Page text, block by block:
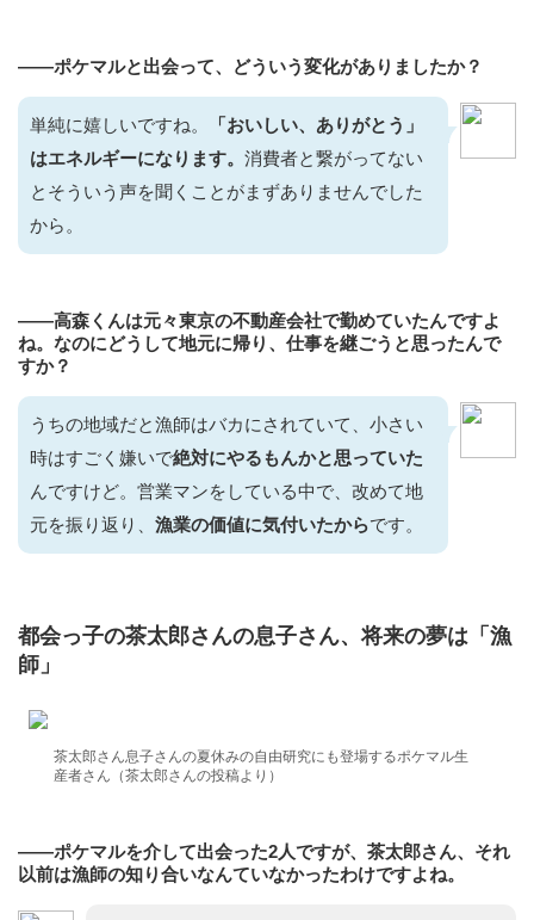
——ポケマルと出会って、どういう変化がありましたか？
単純に嬉しいですね。
「おいしい、ありがとう」
はエネルギーになります。 消費者と繋がってない
とそういう声を聞くことがまずありませんでした
から。
——高森くんは元々東京の不動産会社で勤めていたんですよ
ね。なのにどうして地元に帰り、仕事を継ごうと思ったんで
すか？
うちの地域だと漁師はバカにされていて、小さい
時はすごく嫌いで絶対にやるもんかと思っていた
んですけど。営業マンをしている中で、改めて地
元を振り返り、 漁業の価値に気付いたからです。
都会っ子の茶太郎さんの息子さん、将来の夢は「漁
師」
茶太郎さん息子さんの夏休みの自由研究にも登場するポケマル生
産者さん（茶太郎さんの投稿より）
——ポケマルを介して出会った2人ですが、茶太郎さん、それ
以前は漁師の知り合いなんていなかったわけですよね。